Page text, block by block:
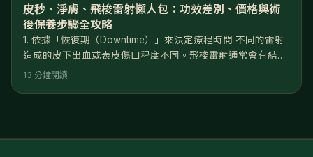
皮秒、淨膚、飛梭雷射懶人包：功效差別、價格與術
後保養步驟全攻略
1. 依據「恢復期（Downtime）」來決定療程時間 不同的雷射
造成的皮下出血或表皮傷口程度不同。飛梭雷射通常會有結痂
期，約需5-7天無法上妝；皮秒雷射若加蜂巢透鏡會有皮下出
13 分鐘閱讀